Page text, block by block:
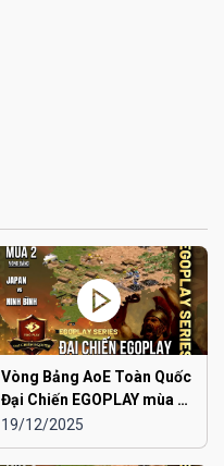
Vòng Bảng AoE Toàn Quốc
Đại Chiến EGOPLAY mùa 2 |
Japan vs Ninh Bình
19/12/2025